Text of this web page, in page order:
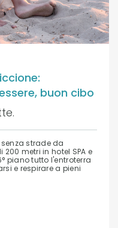
buon cibo
strade da
metri in hotel SPA e
piano tutto l'entroterra
e respirare a pieni